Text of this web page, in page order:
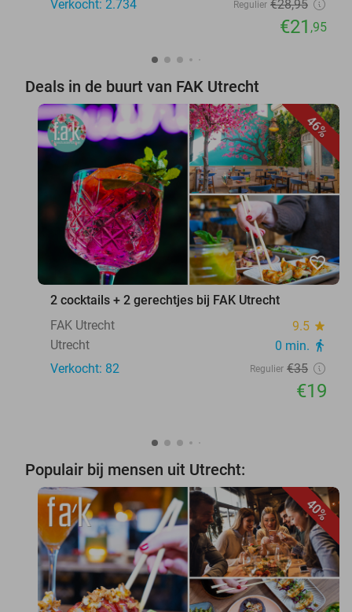
Verkocht: 2.734
Regulier €28,95
€21 ,95
Deals in de buurt van FAK Utrecht
46%
favorite_border
2 cocktails + 2 gerechtjes bij FAK Utrecht
FAK Utrecht
9.5 star
Utrecht 0 min. directions_walk
Verkocht: 82 Regulier €35
€19
Populair bij mensen uit Utrecht:
40%